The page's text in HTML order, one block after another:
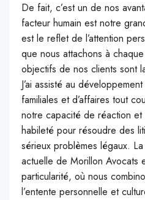
De fait, c’est un de nos
facteur humain est notre
est le reflet de l’attention
que nous attachons à
objectifs de nos clients sont
J’ai assisté au
familiales et d’affaires tout
notre capacité de réaction et
habileté pour résoudre des
sérieux problèmes légaux.
actuelle de Morillon Avocats
particularité, où nous
l’entente personnelle et